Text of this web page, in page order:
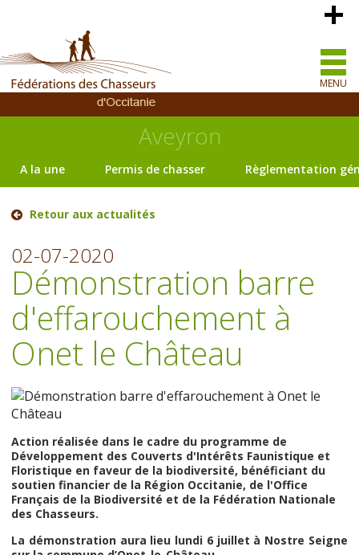
MENU
Aveyron
A la une Permis de chasser Règlementation
Retour aux actualités
02-07-2020
Démonstration barre
d'effarouchement à
Onet le Château
Action réalisée dans le cadre du programme de
Développement des Couverts d'Intérêts Faunistique et
Floristique en faveur de la biodiversité, bénéficiant du
soutien financier de la Région Occitanie, de l'Office
Français de la Biodiversité et de la Fédération Nationale
des Chasseurs.
La démonstration aura lieu lundi 6 juillet à Nostre Seigne